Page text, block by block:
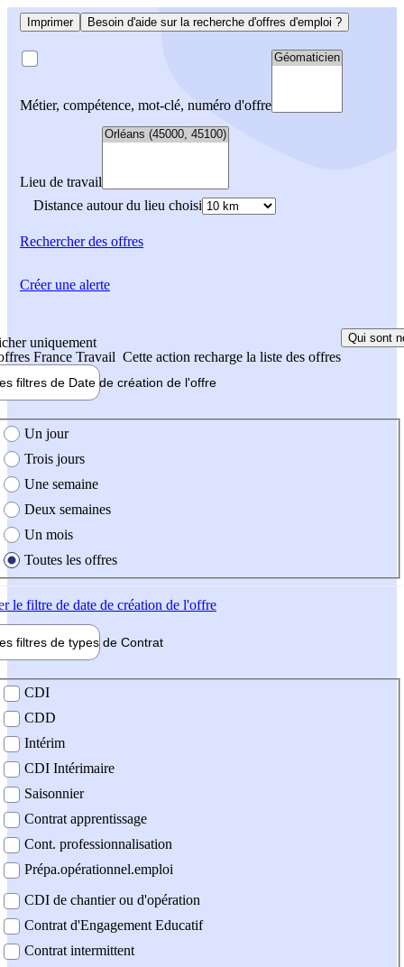
Imprimer Besoin d'aide sur la recherche d'offres d'emploi ?
Métier, compétence, mot-clé, numéro d'offre
Lieu de travail
Distance autour du lieu choisi
Rechercherdes offres
uniquement
France Travail Cette action recharge la liste des offres
Qui sont
filtres de Date de création de l'offre
création de l'offre
Un jour
Trois jours
Une semaine
Deux semaines
Un mois
Toutes les offres
le filtre de date de création de l'offre
filtres de types de Contrat
contrat
CDI
CDD
Intérim
CDI Intérimaire
Saisonnier
Contrat apprentissage
Cont. professionnalisation
Prépa.opérationnel.emploi
CDI de chantier ou d'opération
Contrat d'Engagement Educatif
Contrat intermittent
Créer une alerte